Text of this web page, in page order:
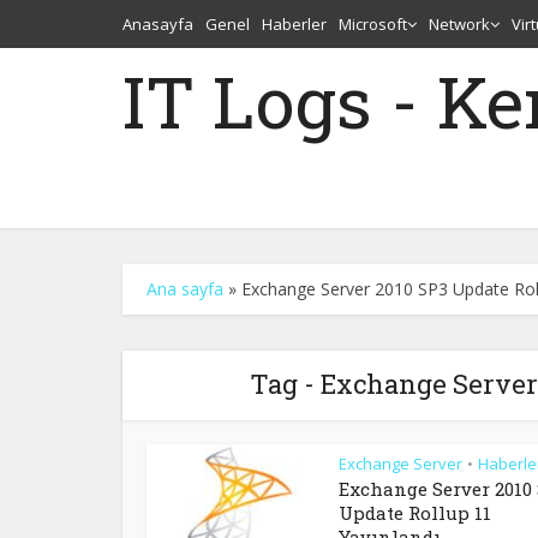
Anasayfa Genel Haberler Microsoft Network
IT Logs -
Ana sayfa » Exchange Server 2010 SP3 Update
Tag - Exchange Server
Exchange Server •
Exchange Server 2010
Update Rollup 11